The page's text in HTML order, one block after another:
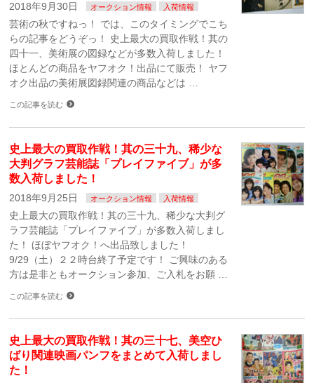
2018年9月30日 オークション情報 入荷情報
芸術の秋ですねっ！ では、このタイミングでこち
らの記事をどうぞっ！ 史上最大の買取作戦！其の
四十一、美術展の図録などが多数入荷しました！
ほとんどの商品をヤフオク！出品にて販売！ ヤフ
オク出品の美術展図録関連の商品などは …
この記事を読む
史上最大の買取作戦！其の三十九、稀少な
大判グラフ芸能誌「プレイファイブ」が多
数入荷しました！
2018年9月25日 オークション情報 入荷情報
史上最大の買取作戦！其の三十九、稀少な大判グ
ラフ芸能誌「プレイファイブ」が多数入荷しまし
た！ ほぼヤフオク！へ出品致しました！
9/29（土）２２時台終了予定です！ ご興味のある
方は是非ともオークション参加、ご入札をお願 …
この記事を読む
史上最大の買取作戦！其の三十七、美空ひ
ばり関連映画パンフをまとめて入荷しまし
た！